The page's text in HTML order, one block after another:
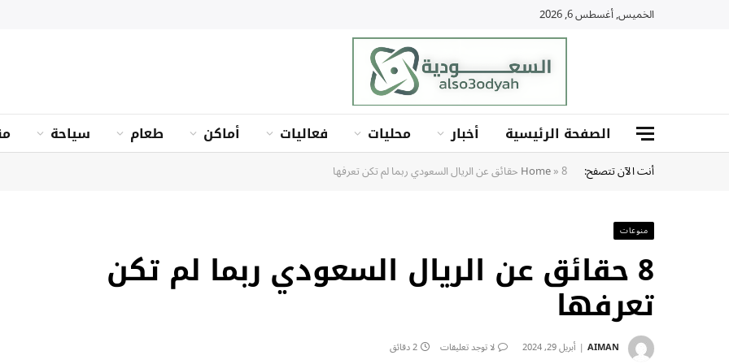
الخميس, أغسطس 6, 2026
الصفحة الرئيسية أخبار محليات فعاليات أماكن طعام سياحة
أنت الآن تتصفح: Home»8 حقائق عن الريال السعودي ربما لم تكن تعرفها
منوعات
8 حقائق عن الريال السعودي ربما لم تكن
تعرفها
AIMAN أبريل 29, 2024 لا توجد تعليقات 2 دقائق